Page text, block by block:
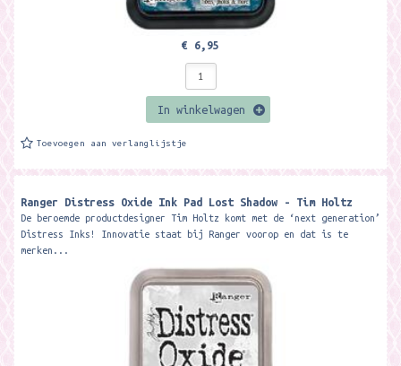
€ 6,95
In winkelwagen
Toevoegen aan verlanglijstje
Ranger Distress Oxide Ink Pad Lost Shadow - Tim Holtz
De beroemde productdesigner Tim Holtz komt met de ‘next generation’
Distress Inks! Innovatie staat bij Ranger voorop en dat is te
merken...